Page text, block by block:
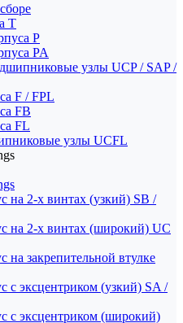
T
P
PA
узлы UCP / SAP /
F / FPL
FB
FL
узлы UCFL
на 2-х винтах (узкий) SB /
на 2-х винтах (широкий) UC
закрепительной втулке
с эксцентриком (узкий) SA /
с эксцентриком (широкий)